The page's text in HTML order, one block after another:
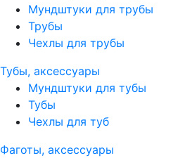
Мундштуки для трубы
Трубы
Чехлы для трубы
Тубы, аксессуары
Мундштуки для тубы
Тубы
Чехлы для туб
Фаготы, аксессуары